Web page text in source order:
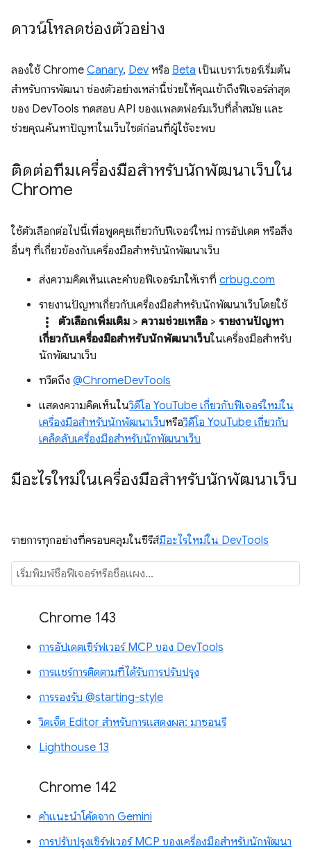
ดาวน์โหลดช่องตัวอย่าง
ลองใช้ Chrome Canary, Dev หรือ Beta เป็นเบราว์เซอร์เริ่มต้น
สำหรับการพัฒนา ช่องตัวอย่างเหล่านี้ช่วยให้คุณเข้าถึงฟีเจอร์ล่าสุด
ของ DevTools ทดสอบ API ของแพลตฟอร์มเว็บที่ล้ำสมัย และ
ช่วยคุณค้นหาปัญหาในเว็บไซต์ก่อนที่ผู้ใช้จะพบ
ติดต่อทีมเครื่องมือสำหรับนักพัฒนาเว็บใน
Chrome
ใช้ตัวเลือกต่อไปนี้เพื่อพูดคุยเกี่ยวกับฟีเจอร์ใหม่ การอัปเดต หรือสิ่ง
อื่นๆ ที่เกี่ยวข้องกับเครื่องมือสำหรับนักพัฒนาเว็บ
ส่งความคิดเห็นและคำขอฟีเจอร์มาให้เราที่ crbug.com
รายงานปัญหาเกี่ยวกับเครื่องมือสำหรับนักพัฒนาเว็บโดยใช้
more_vert ตัวเลือกเพิ่มเติม > ความช่วยเหลือ > รายงานปัญหา
เกี่ยวกับเครื่องมือสำหรับนักพัฒนาเว็บในเครื่องมือสำหรับ
นักพัฒนาเว็บ
ทวีตถึง @ChromeDevTools
แสดงความคิดเห็นในวิดีโอ YouTube เกี่ยวกับฟีเจอร์ใหม่ใน
เครื่องมือสำหรับนักพัฒนาเว็บหรือวิดีโอ YouTube เกี่ยวกับ
เคล็ดลับเครื่องมือสำหรับนักพัฒนาเว็บ
มีอะไรใหม่ในเครื่องมือสำหรับนักพัฒนาเว็บ
รายการทุกอย่างที่ครอบคลุมในซีรีส์มีอะไรใหม่ใน DevTools
Chrome 143
การอัปเดตเซิร์ฟเวอร์ MCP ของ DevTools
การแชร์การติดตามที่ได้รับการปรับปรุง
การรองรับ @starting-style
วิดเจ็ต Editor สำหรับการแสดงผล: มาซอนรี
Lighthouse 13
Chrome 142
คำแนะนำโค้ดจาก Gemini
การปรับปรุงเซิร์ฟเวอร์ MCP ของเครื่องมือสำหรับนักพัฒนา